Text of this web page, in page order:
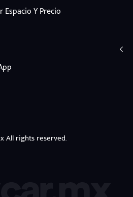
Espacio Y Precio
All rights reserved.